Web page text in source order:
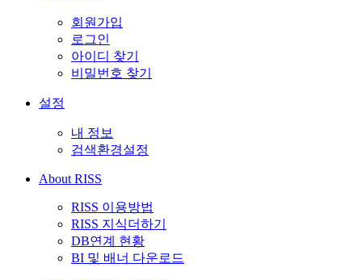
회원가입
로그인
아이디 찾기
비밀번호 찾기
설정
내 정보
검색환경설정
About RISS
RISS 이용방법
RISS 지식더하기
DB연계 현황
BI 및 배너 다운로드